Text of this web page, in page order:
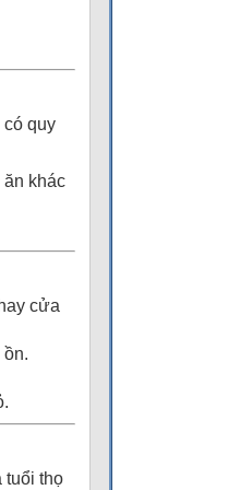
quy
ăn khác
cửa
ồn.
tuổi thọ